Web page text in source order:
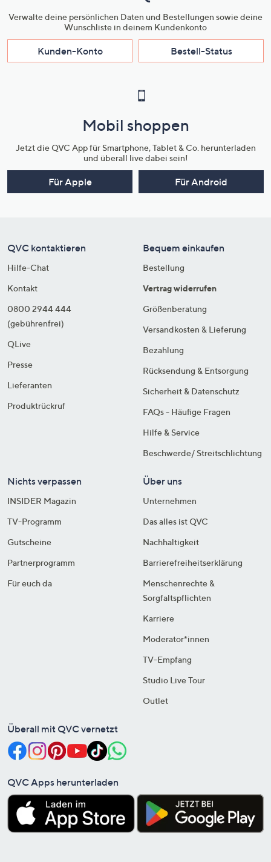
Verwalte deine persönlichen Daten und Bestellungen sowie deine
Wunschliste in deinem Kundenkonto
Kunden-Konto Bestell-Status
Mobil shoppen
Jetzt die QVC App für Smartphone, Tablet & Co. herunterladen
und überall live dabei sein!
Für Apple Für Android
QVC kontaktieren
Hilfe-Chat
Kontakt
0800 2944 444
(gebührenfrei)
QLive
Presse
Lieferanten
Produktrückruf
Bequem einkaufen
Bestellung
Vertrag widerrufen
Größenberatung
Versandkosten & Lieferung
Bezahlung
Rücksendung & Entsorgung
Sicherheit & Datenschutz
FAQs - Häufige Fragen
Hilfe & Service
Beschwerde/ Streitschlichtung
Nichts verpassen
INSIDER Magazin
TV-Programm
Gutscheine
Partnerprogramm
Für euch da
Über uns
Unternehmen
Das alles ist QVC
Nachhaltigkeit
Barrierefreiheitserklärung
Menschenrechte &
Sorgfaltspflichten
Karriere
Moderator*innen
TV-Empfang
Studio Live Tour
Outlet
Überall mit QVC vernetzt
QVC Apps herunterladen